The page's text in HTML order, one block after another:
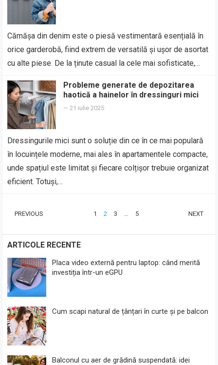
Cămășa din denim este o piesă vestimentară esențială în
orice garderobă, fiind extrem de versatilă și ușor de asortat
cu alte piese. De la ținute casual la cele mai sofisticate,…
Probleme generate de depozitarea
haotică a hainelor în dressinguri mici
—21 iulie 2025
Dressingurile mici sunt o soluție din ce în ce mai populară
în locuințele moderne, mai ales în apartamentele compacte,
unde spațiul este limitat și fiecare colțișor trebuie organizat
eficient. Totuși,…
PAGINAȚIE
PREVIOUS 1 2 3 … 5 NEXT
ARTICOLE RECENTE
Placa video externă pentru laptop: când merită
investiția într-un eGPU
Cum scapi natural de țânțari în curte și pe balcon
Balconul cu aer de grădină suspendată: idei